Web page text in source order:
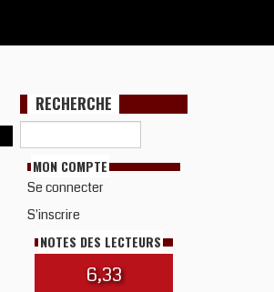
RECHERCHE
MON COMPTE
Se connecter
S'inscrire
NOTES DES LECTEURS
6,33